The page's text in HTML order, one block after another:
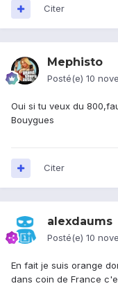
Citer
Mephisto
Posté(e) 10
Oui si tu veux du
Bouygues
Citer
alexdaums
Posté(e) 10
En fait je suis orange
dans coin de France